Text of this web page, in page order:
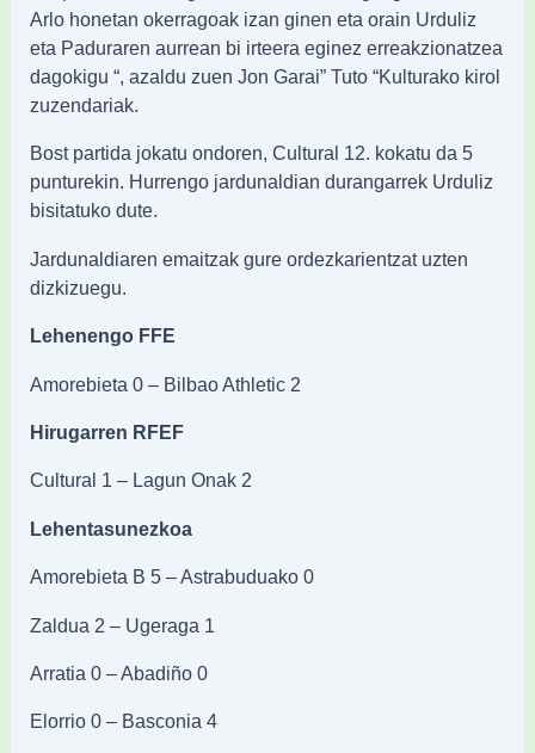
Arlo honetan okerragoak izan ginen eta orain Urduliz
eta Paduraren aurrean bi irteera eginez erreakzionatzea
dagokigu “, azaldu zuen Jon Garai” Tuto “Kulturako kirol
zuzendariak.
Bost partida jokatu ondoren, Cultural 12. kokatu da 5
punturekin. Hurrengo jardunaldian durangarrek Urduliz
bisitatuko dute.
Jardunaldiaren emaitzak gure ordezkarientzat uzten
dizkizuegu.
Lehenengo FFE
Amorebieta 0 – Bilbao Athletic 2
Hirugarren RFEF
Cultural 1 – Lagun Onak 2
Lehentasunezkoa
Amorebieta B 5 – Astrabuduako 0
Zaldua 2 – Ugeraga 1
Arratia 0 – Abadiño 0
Elorrio 0 – Basconia 4